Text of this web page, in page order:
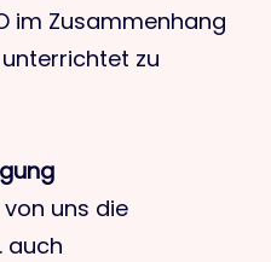
im Zusammenhang
zu
uns die
auch